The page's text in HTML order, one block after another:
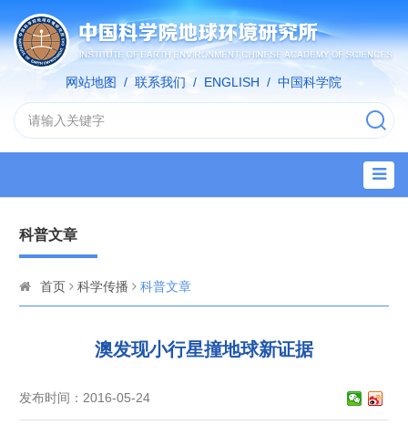
网站地图 / 联系我们 / ENGLISH / 中国科学院
科普文章
首页 科学传播 科普文章
澳发现小行星撞地球新证据
发布时间：2016-05-24